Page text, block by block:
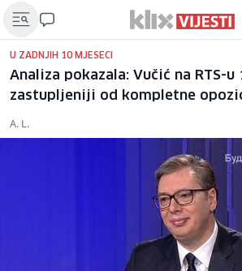
U ZADNJIH 10 MJESECI
Analiza pokazala: Vučić na RTS-u
zastupljeniji od kompletne
A. L.